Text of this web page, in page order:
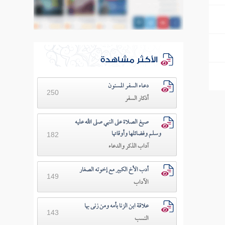
الأكثر مشاهدة
دعـاء السفـر المسنون
أذكار السفر
250
صيغ الصلاة على النبي صلى الله عليه
وسلم وفضائلها وأوقاتها
آداب الذكر والدعاء
182
أدب الأخ الكبير مع إخوته الصغار
الآداب
149
علاقة ابن الزنا بأمه ومن زنى بها
النسب
143